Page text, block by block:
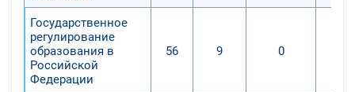
ограниченными возможностями
Государственное
регулирование
образования в
Российской
Федерации
56 9 0